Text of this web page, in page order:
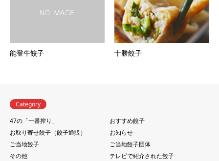
能登牛餃子 十勝餃子
Category
47の「一番搾り」
おすすめ餃子
お取り寄せ餃子（餃子通販）
お知らせ
ご当地餃子
ご当地餃子団体
その他
テレビで紹介された餃子